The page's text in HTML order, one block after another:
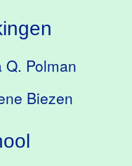
Q. Polman
Biezen